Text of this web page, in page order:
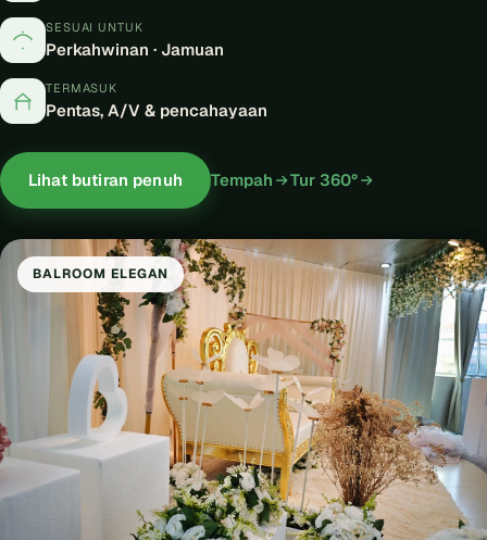
SESUAI UNTUK
Perkahwinan · Jamuan
TERMASUK
Pentas, A/V & pencahayaan
Lihat butiran penuh Tempah Tur 360°
BALROOM ELEGAN